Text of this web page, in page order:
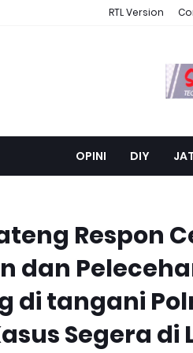
RTL Version
DIY
OPINI
Respon
dan
di tangani
Segera di